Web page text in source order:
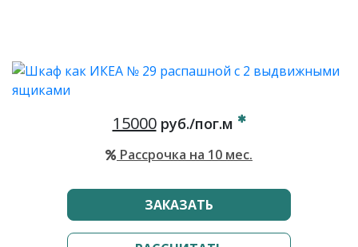
15000руб./пог.м
Рассрочка на 10 мес.
ЗАКАЗАТЬ